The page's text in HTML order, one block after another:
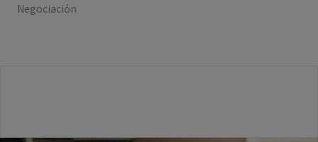
Negociación